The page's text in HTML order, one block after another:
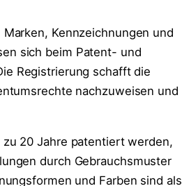
Kennzeichnungen und
sich beim Patent- und
Registrierung schafft die
nachzuweisen und
20 Jahre patentiert werden,
durch Gebrauchsmuster
und Farben sind als